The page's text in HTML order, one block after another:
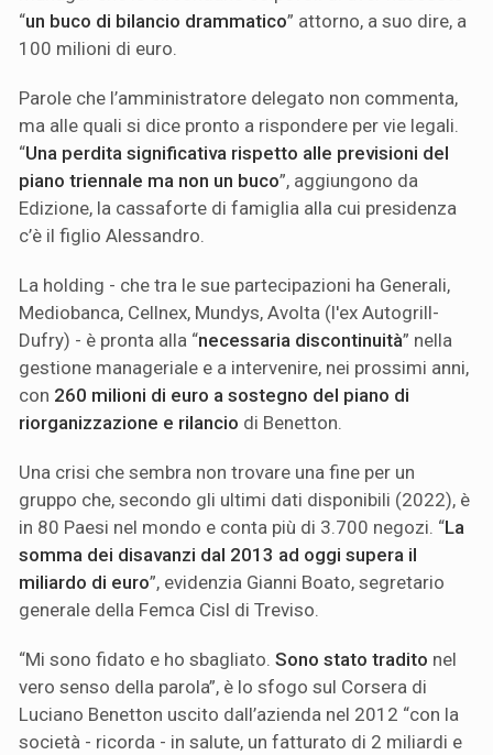
“un buco di bilancio drammatico” attorno, a suo dire, a
100 milioni di euro.
Parole che l’amministratore delegato non commenta,
ma alle quali si dice pronto a rispondere per vie legali.
“Una perdita significativa rispetto alle previsioni del
piano triennale ma non un buco”, aggiungono da
Edizione, la cassaforte di famiglia alla cui presidenza
c’è il figlio Alessandro.
La holding - che tra le sue partecipazioni ha Generali,
Mediobanca, Cellnex, Mundys, Avolta (l'ex Autogrill-
Dufry) - è pronta alla “necessaria discontinuità” nella
gestione manageriale e a intervenire, nei prossimi anni,
con 260 milioni di euro a sostegno del piano di
riorganizzazione e rilancio di Benetton.
Una crisi che sembra non trovare una fine per un
gruppo che, secondo gli ultimi dati disponibili (2022), è
in 80 Paesi nel mondo e conta più di 3.700 negozi. “La
somma dei disavanzi dal 2013 ad oggi supera il
miliardo di euro”, evidenzia Gianni Boato, segretario
generale della Femca Cisl di Treviso.
“Mi sono fidato e ho sbagliato. Sono stato tradito nel
vero senso della parola”, è lo sfogo sul Corsera di
Luciano Benetton uscito dall’azienda nel 2012 “con la
società - ricorda - in salute, un fatturato di 2 miliardi e